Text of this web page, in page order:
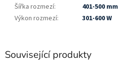
Související produkty
Šířka rozmezí:
401-500 mm
Výkon rozmezí: 301-600 W